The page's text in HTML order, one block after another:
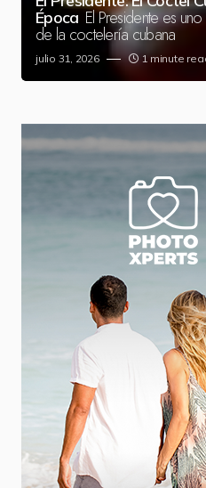
Época El Presidente es
de la coctelería cubana
julio 31, 2026 1 minute